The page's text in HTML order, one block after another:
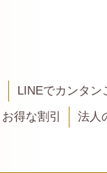
LINEでカンタン
お得な割引 法人